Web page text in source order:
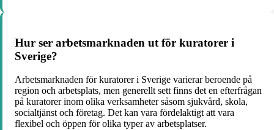
Hur ser arbetsmarknaden ut för kuratorer i
Sverige?
Arbetsmarknaden för kuratorer i Sverige varierar beroende på
region och arbetsplats, men generellt sett finns det en efterfrågan
på kuratorer inom olika verksamheter såsom sjukvård, skola,
socialtjänst och företag. Det kan vara fördelaktigt att vara
flexibel och öppen för olika typer av arbetsplatser.